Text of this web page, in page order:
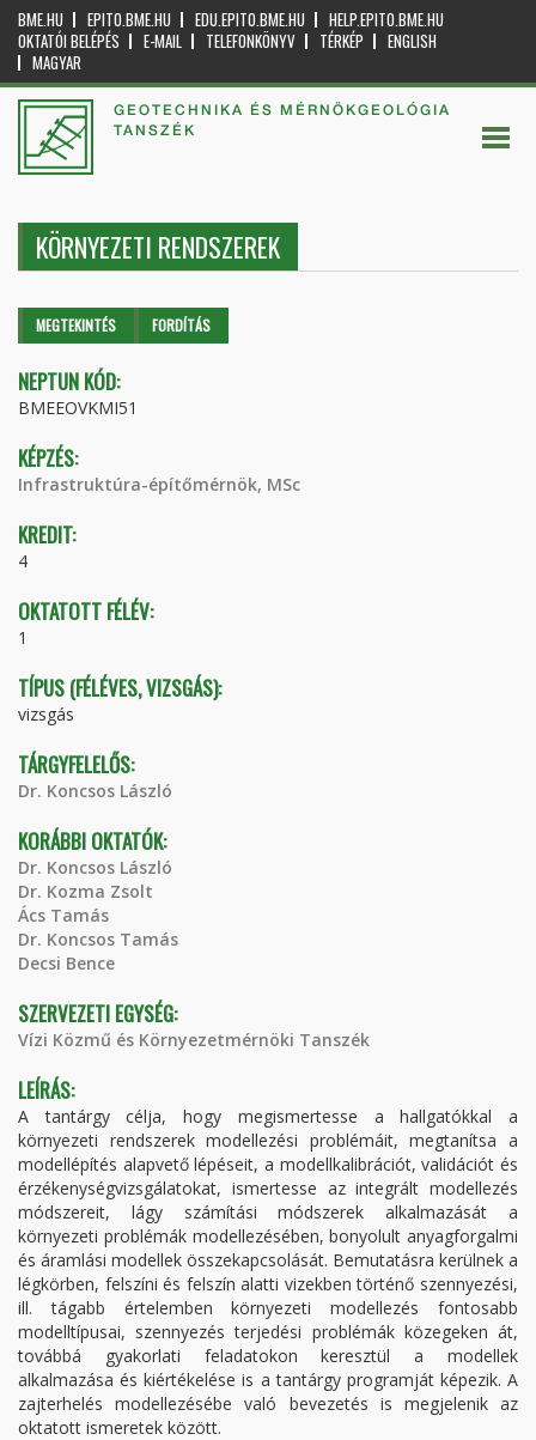
BME.HU EPITO.BME.HU EDU.EPITO.BME.HU
HELP.EPITO.BME.HU
OKTATÓI BELÉPÉS
E-MAIL TELEFONKÖNYV TÉRKÉP
ENGLISH
MAGYAR
GEOTECHNIKA ÉS MÉRNÖKGEOLÓGIA
TANSZÉK
KÖRNYEZETI RENDSZEREK
Elsődleges fülek
MEGTEKINTÉS (AKTÍVFORDÍTÁS
NEPTUN KÓD:
BMEEOVKMI51
KÉPZÉS:
Infrastruktúra-építőmérnök, MSc
KREDIT:
4
OKTATOTT FÉLÉV:
1
TÍPUS (FÉLÉVES, VIZSGÁS):
vizsgás
TÁRGYFELELŐS:
Dr. Koncsos László
KORÁBBI OKTATÓK:
Dr. Koncsos László
Dr. Kozma Zsolt
Ács Tamás
Dr. Koncsos Tamás
Decsi Bence
SZERVEZETI EGYSÉG:
Vízi Közmű és Környezetmérnöki Tanszék
LEÍRÁS:
A tantárgy célja, hogy megismertesse a hallgatókkal a
környezeti rendszerek modellezési problémáit, megtanítsa a
modellépítés alapvető lépéseit, a modellkalibrációt, validációt és
érzékenységvizsgálatokat, ismertesse az integrált modellezés
módszereit, lágy számítási módszerek alkalmazását a
környezeti problémák modellezésében, bonyolult anyagforgalmi
és áramlási modellek összekapcsolását. Bemutatásra kerülnek a
légkörben, felszíni és felszín alatti vizekben történő szennyezési,
ill. tágabb értelemben környezeti modellezés fontosabb
modelltípusai, szennyezés terjedési problémák közegeken át,
továbbá gyakorlati feladatokon keresztül a modellek
alkalmazása és kiértékelése is a tantárgy programját képezik. A
zajterhelés modellezésébe való bevezetés is megjelenik az
oktatott ismeretek között.